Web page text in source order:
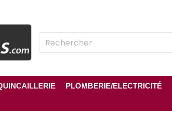
PLOMBERIE/ELECTRICITÉ